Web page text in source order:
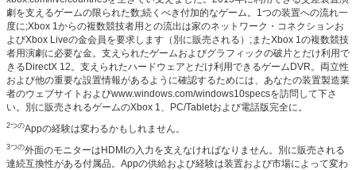
劇を支えるゲームの限られた数;続くべき付加的なゲーム。1つの装置への流れ一
度に;Xbox 1からの複数競技者用との流出は家のネットワーク・コネクションお
よびXbox Liveの金会員を要求します（別に販売される）;またXbox 1の複数競技
者用演劇に必要な金。支えられたゲームおよびグラフィックの破片とだけ利用で
きるDirectX 12。支えられたハードウェアとだけ利用できるゲームDVR。両立性
および他の重要な設置情報があるように確認するためには、あなたの装置製造業
者のウェブサイトおよびwww.windows.com/windows10specsを訪問して下さ
い。別に販売されるゲームのXbox 1、PC/Tabletおよび電話版完全に。
2つのAppの経験は変わるかもしれません。
3つの外面のモニターはHDMIの入力を支えなければなりません。別に販売される
連続互換性がある付属品。Appの供給および経験は装置および市場によって変わ